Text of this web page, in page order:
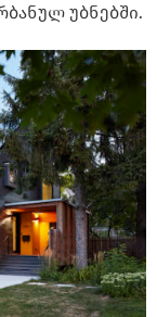
უბნებში.